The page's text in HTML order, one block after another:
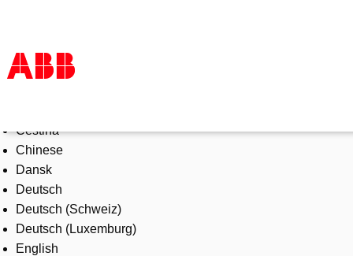
Products & Solutions
Industries
Services
About us
Where to buy
Contact us
Careers
Čeština
Chinese
Dansk
Deutsch
Deutsch (Schweiz)
Deutsch (Luxemburg)
English